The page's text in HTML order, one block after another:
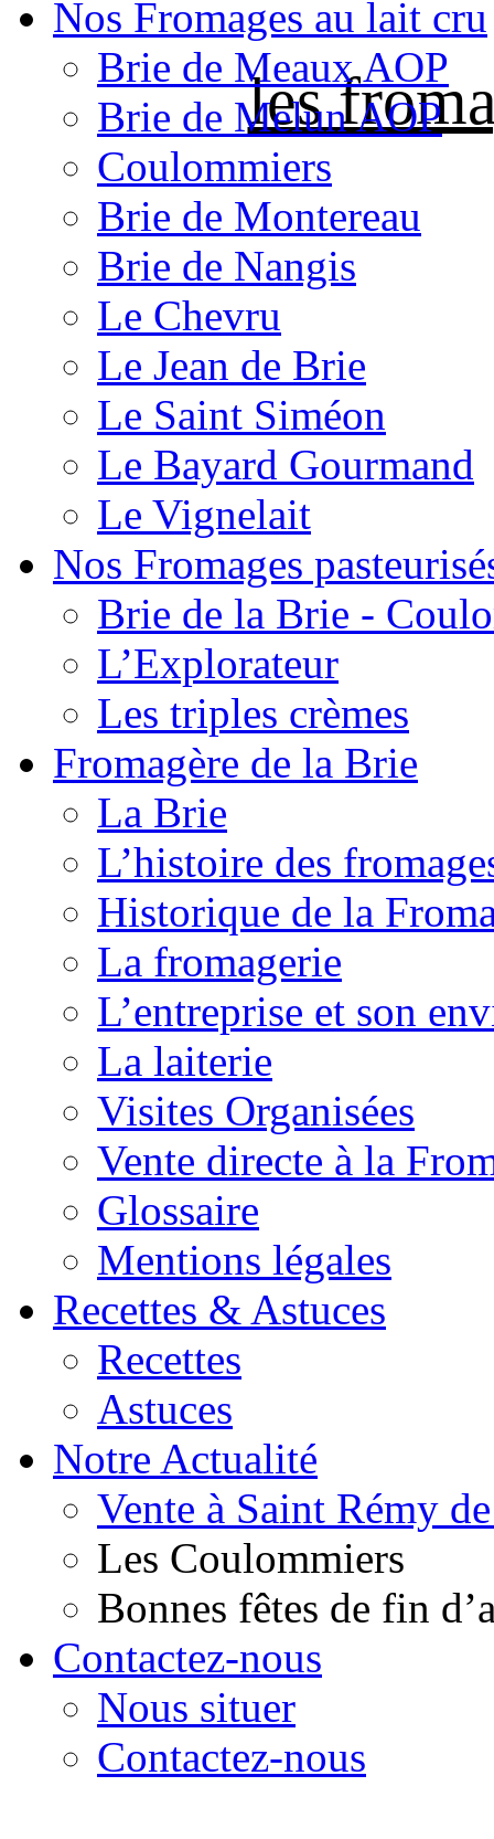
les
Nos Fromages au lait cru
Brie de Meaux AOP
Brie de Melun AOP
Coulommiers
Brie de Montereau
Brie de Nangis
Le Chevru
Le Jean de Brie
Le Saint Siméon
Le Bayard Gourmand
Le Vignelait
Nos Fromages
Brie de la Brie -
L’Explorateur
Les triples crèmes
Fromagère de la Brie
La Brie
L’histoire des
Historique de la
La fromagerie
L’entreprise et son
La laiterie
Visites Organisées
Vente directe à la
Glossaire
Mentions légales
Recettes & Astuces
Recettes
Astuces
Notre Actualité
Vente à Saint Rémy
Les Coulommiers
Bonnes fêtes de fin
Contactez-nous
Nous situer
Contactez-nous